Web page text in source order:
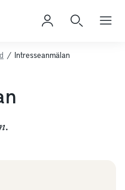
/ Intresseanmälan